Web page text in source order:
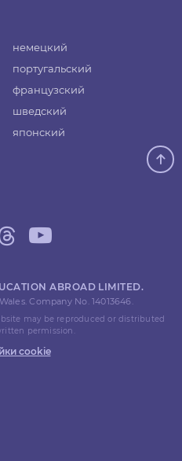
немецкий
португальский
французский
шведский
японский
ABROAD LIMITED.
Company No. 14013646.
may be reproduced or distributed
permission.
cookie